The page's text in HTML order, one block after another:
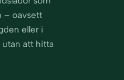
– oavsett
eller i
utan att hitta